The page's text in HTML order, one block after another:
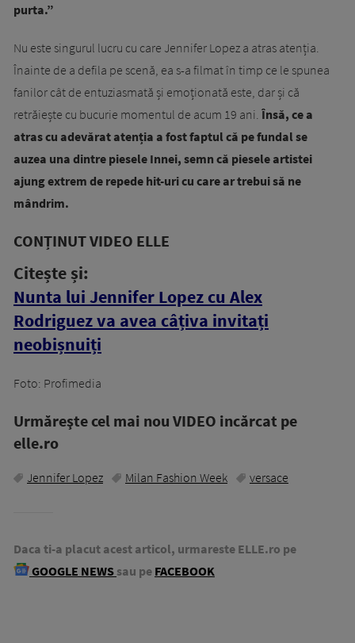
purta.”
Nu este singurul lucru cu care Jennifer Lopez a atras atenția.
Înainte de a defila pe scenă, ea s-a filmat în timp ce le spunea
fanilor cât de entuziasmată și emoționată este, dar și că
retrăiește cu bucurie momentul de acum 19 ani. Însă, ce a
atras cu adevărat atenția a fost faptul că pe fundal se
auzea una dintre piesele Innei, semn că piesele artistei
ajung extrem de repede hit-uri cu care ar trebui să ne
mândrim.
CONȚINUT VIDEO ELLE
Citește și:
Nunta lui Jennifer Lopez cu Alex
Rodriguez va avea câțiva invitați
neobișnuiți
Foto: Profimedia
Urmăreşte cel mai nou VIDEO incărcat pe
elle.ro
Jennifer Lopez Milan Fashion Week versace
Daca ti-a placut acest articol, urmareste ELLE.ro pe
GOOGLE NEWS sau pe FACEBOOK